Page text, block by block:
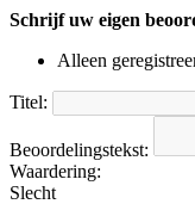
Schrijf uw eigen
Alleen
Titel:
Beoordelingstekst:
Waardering:
Slecht